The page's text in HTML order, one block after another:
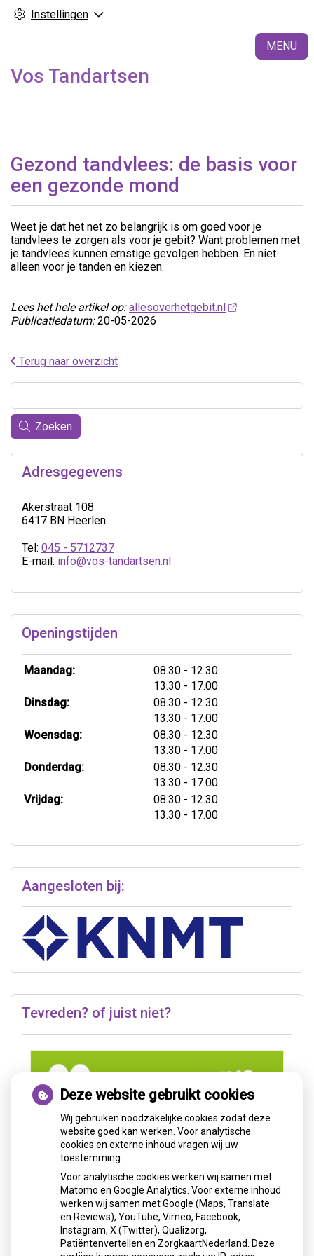
Instellingen
MENU
Vos Tandartsen
Gezond tandvlees: de basis voor
een gezonde mond
Weet je dat het net zo belangrijk is om goed voor je
tandvlees te zorgen als voor je gebit? Want problemen met
je tandvlees kunnen ernstige gevolgen hebben. En niet
alleen voor je tanden en kiezen.
Lees het hele artikel op: allesoverhetgebit.nl
Publicatiedatum:20-05-2026
Terug naar overzicht
Zoeken
Adresgegevens
Akerstraat 108
6417 BN Heerlen
Tel: 045 - 5712737
E-mail: info@vos-tandartsen.nl
Openingstijden
Maandag: 08.30 tot
- 12.30
13.30 tot
- 17.00
Dinsdag:
08.30 tot
- 12.30
13.30 tot
- 17.00
Woensdag:
08.30 tot
- 12.30
13.30 tot
- 17.00
Donderdag:
08.30 tot
- 12.30
13.30 tot
- 17.00
Vrijdag:
08.30 tot
- 12.30
13.30 tot
- 17.00
Aangesloten bij:
Tevreden? of juist niet?
Deze website gebruikt cookies
Wij gebruiken noodzakelijke cookies zodat deze
website goed kan werken. Voor analytische
cookies en externe inhoud vragen wij uw
toestemming.
Voor analytische cookies werken wij samen met
Matomo en Google Analytics. Voor externe inhoud
werken wij samen met Google (Maps, Translate
en Reviews), YouTube, Vimeo, Facebook,
Instagram, X (Twitter), Qualizorg,
Patiëntenvertellen en ZorgkaartNederland. Deze